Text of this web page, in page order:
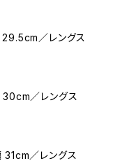
／レングス
／レングス
／レングス